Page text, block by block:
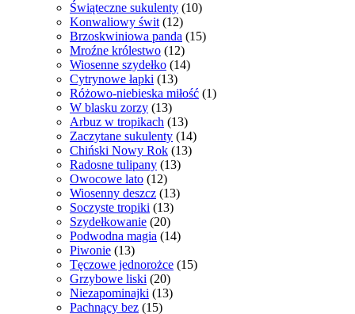
Świąteczne sukulenty (10)
Konwaliowy świt (12)
Brzoskwiniowa panda (15)
Mroźne królestwo (12)
Wiosenne szydełko (14)
Cytrynowe łapki (13)
Różowo-niebieska miłość (1)
W blasku zorzy (13)
Arbuz w tropikach (13)
Zaczytane sukulenty (14)
Chiński Nowy Rok (13)
Radosne tulipany (13)
Owocowe lato (12)
Wiosenny deszcz (13)
Soczyste tropiki (13)
Szydełkowanie (20)
Podwodna magia (14)
Piwonie (13)
Tęczowe jednorożce (15)
Grzybowe liski (20)
Niezapominajki (13)
Pachnący bez (15)